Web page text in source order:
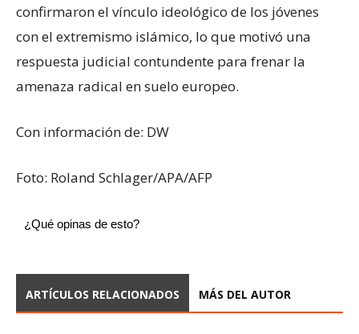
confirmaron el vínculo ideológico de los jóvenes
con el extremismo islámico, lo que motivó una
respuesta judicial contundente para frenar la
amenaza radical en suelo europeo.
Con información de: DW
Foto: Roland Schlager/APA/AFP
¿Qué opinas de esto?
ARTÍCULOS RELACIONADOS MÁS DEL AUTOR